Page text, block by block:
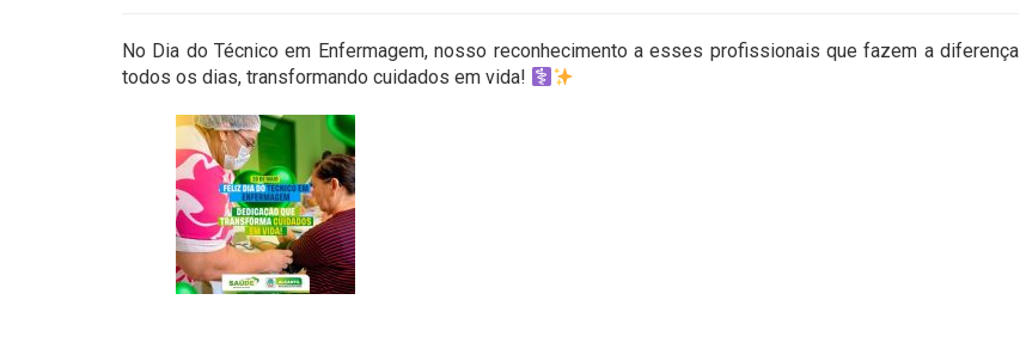
No Dia do Técnico em Enfermagem, nosso reconhecimento a esses profissionais que fazem a diferença
todos os dias, transformando cuidados em vida! ‍